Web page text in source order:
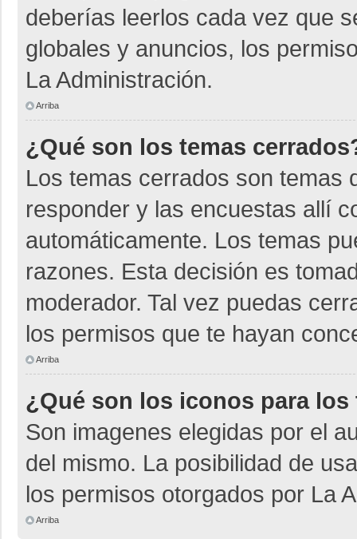
deberías leerlos cada vez que
globales y anuncios, los
La Administración.
Arriba
¿Qué son los temas
Los temas cerrados son temas
responder y las encuestas allí
automáticamente. Los temas
razones. Esta decisión es
moderador. Tal vez puedas
los permisos que te hayan
Arriba
¿Qué son los iconos para los
Son imagenes elegidas por el
del mismo. La posibilidad de
los permisos otorgados por La
Arriba